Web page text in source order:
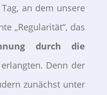
an dem unsere
„Regularität“, das
durch die
Denn der
zunächst unter